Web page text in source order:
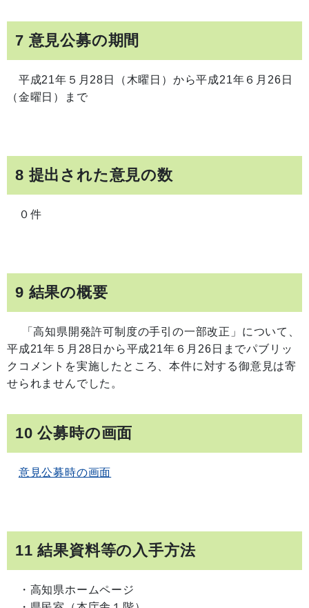
7 意見公募の期間
平成21年５月28日（木曜日）から平成21年６月26日
（金曜日）まで
8 提出された意見の数
０件
9 結果の概要
「高知県開発許可制度の手引の一部改正」について、
平成21年５月28日から平成21年６月26日までパブリッ
クコメントを実施したところ、本件に対する御意見は寄
せられませんでした。
10 公募時の画面
意見公募時の画面
11 結果資料等の入手方法
・高知県ホームページ